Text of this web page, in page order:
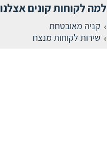
למה לקוחות קונים אצלנו
קניה מאובטחת
שירות לקוחות מנצח